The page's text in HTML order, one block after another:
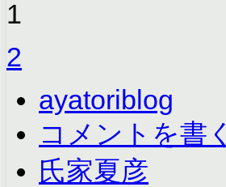
1
2
ayatoriblog
コメントを書く
氏家夏彦